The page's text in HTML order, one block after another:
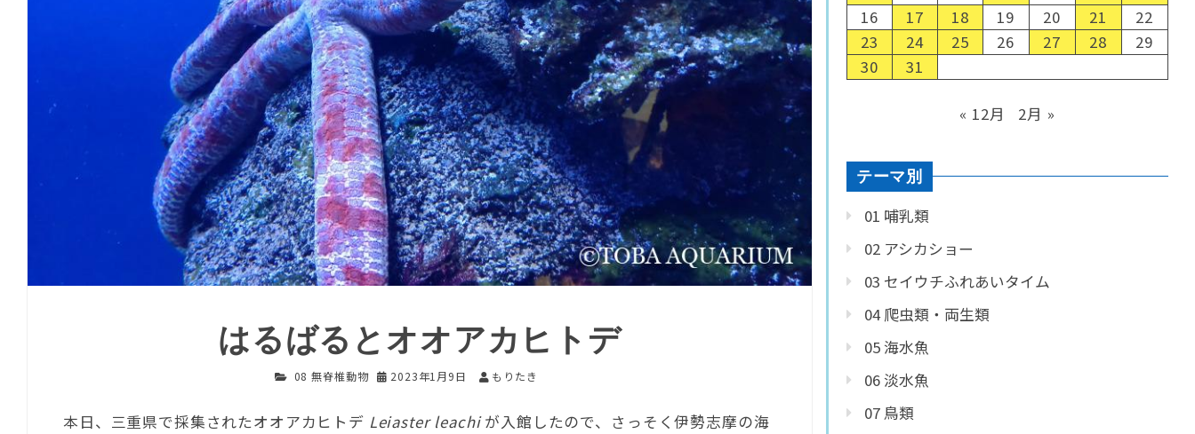
はるばるとオオアカヒトデ
08 無脊椎動物 2023年1月9日 もりたき
本日、三重県で採集されたオオアカヒトデ Leiaster leachiが入館したので、さっそく伊勢志摩の海
16
17 18 19 20 21
22
23
24 25 26 27 28
29
30
31
« 12月 2月 »
テーマ別
01 哺乳類
02 アシカショー
03 セイウチふれあいタイム
04 爬虫類・両生類
05 海水魚
06 淡水魚
07 鳥類